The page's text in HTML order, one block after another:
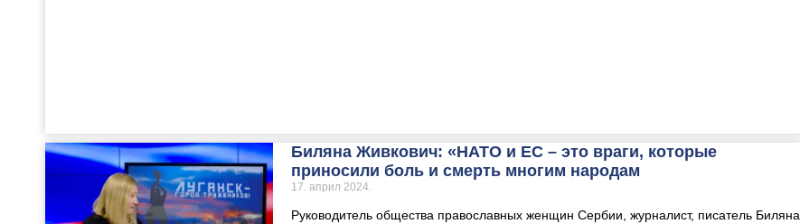
Биляна Живкович: «НАТО и ЕС – это враги, которые
приносили боль и смерть многим народам
17. април 2024.
Руководитель общества православных женщин Сербии, журналист, писатель Биляна